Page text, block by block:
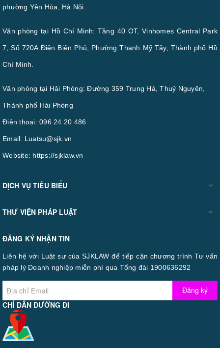
phường Yên Hòa, Hà Nội.
Văn phòng tại Hồ Chí Minh: Tầng 40 OT, Vinhomes Central Park
7, Số 720A Điện Biên Phủ, Phường Thạnh Mỹ Tây, Thành phố Hồ
Chí Minh.
Văn phòng tại Hải Phòng: Đường 359 Trung Hà, Thuỷ Nguyên,
Thành phố Hải Phòng
Điện thoại: 096 24 20 486
Email: Luatsu@sjk.vn
Website: https://sjklaw.vn
DỊCH VỤ TIÊU BIỂU
THƯ VIỆN PHÁP LUẬT
ĐĂNG KÝ NHẬN TIN
Liên hệ với Luật sư của SJKLAW để tiếp cận chương trình Tư vấn
pháp lý Doanh nghiệp miễn phí qua Tổng đài 1900636292
Đăng ký
CHỈ DẪN ĐƯỜNG ĐI